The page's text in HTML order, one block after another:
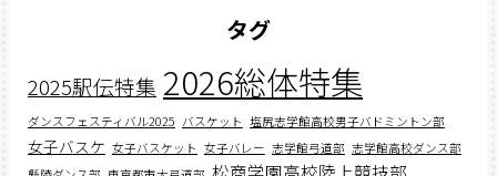
タグ
2025駅伝特集 2026総体特集
ダンスフェスティバル2025 バスケット 塩尻志学館高校男子バドミントン部
女子バスケ 女子バスケット 女子バレー 志学館弓道部 志学館高校ダンス部